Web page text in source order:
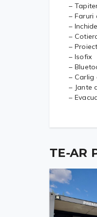
–
– Faruri
–
–
–
– Isofix
–
– Carlig
– Jante
–
TE-AR